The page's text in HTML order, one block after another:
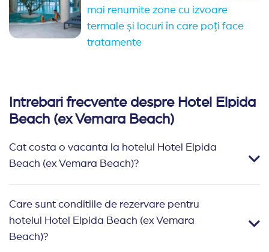
mai renumite zone cu izvoare
termale și locuri în care poți face
tratamente
Intrebari frecvente despre Hotel Elpida
Beach (ex Vemara Beach)
Cat costa o vacanta la hotelul Hotel Elpida
Beach (ex Vemara Beach)?
Care sunt conditiile de rezervare pentru
hotelul Hotel Elpida Beach (ex Vemara
Beach)?